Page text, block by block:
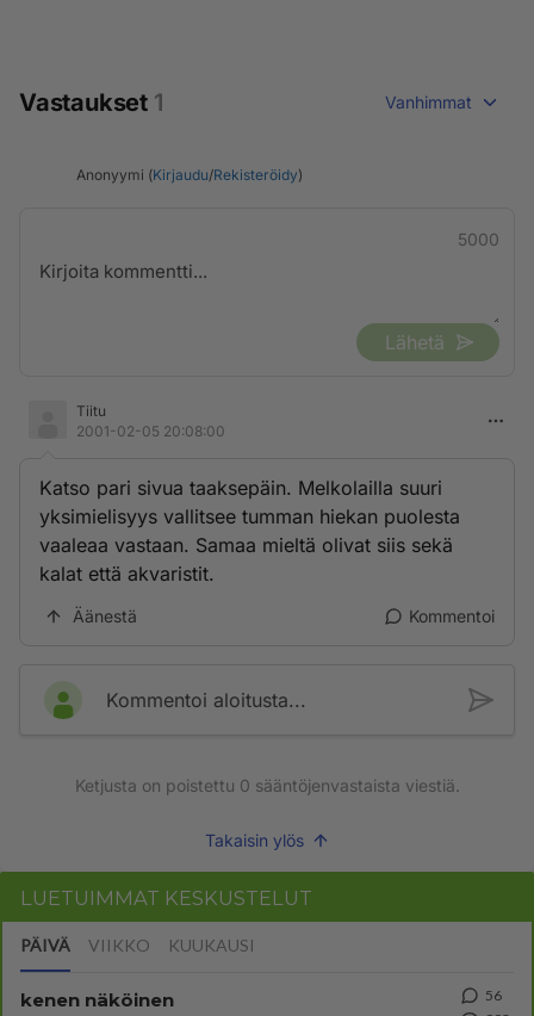
Vastaukset 1 Vanhimmat
Anonyymi (Kirjaudu/Rekisteröidy)
5000
Lähetä
Tiitu
2001-02-05 20:08:00
Katso pari sivua taaksepäin. Melkolailla suuri
yksimielisyys vallitsee tumman hiekan puolesta
vaaleaa vastaan. Samaa mieltä olivat siis sekä
kalat että akvaristit.
Äänestä Kommentoi
Kommentoi aloitusta...
Ketjusta on poistettu 0 sääntöjenvastaista viestiä.
Takaisin ylös
LUETUIMMAT KESKUSTELUT
PÄIVÄ VIIKKO KUUKAUSI
kenen näköinen
56